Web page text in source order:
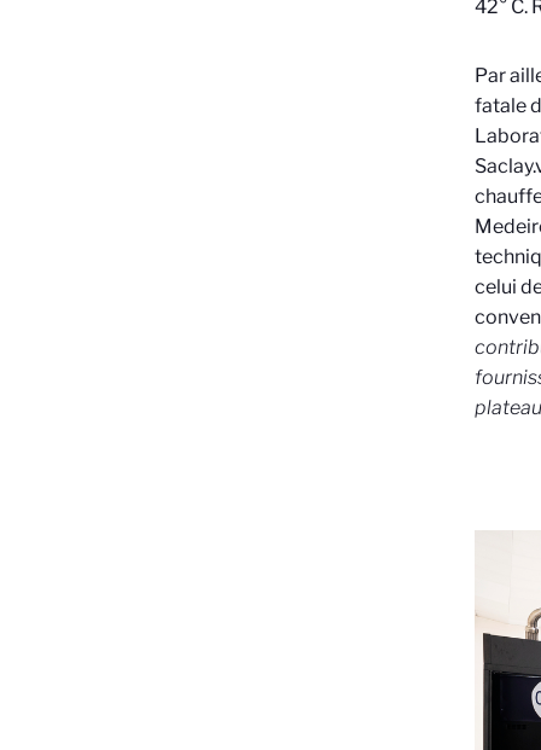
42° C.
Par
fatale
Saclay.
celui